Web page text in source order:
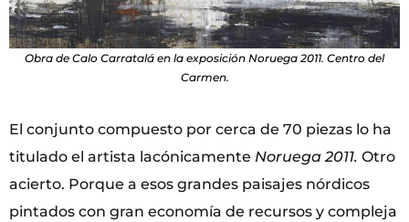
Obra de Calo Carratalá en la exposición Noruega 2011. Centro del
Carmen.
El conjunto compuesto por cerca de 70 piezas lo ha
titulado el artista lacónicamente Noruega 2011. Otro
acierto. Porque a esos grandes paisajes nórdicos
pintados con gran economía de recursos y compleja